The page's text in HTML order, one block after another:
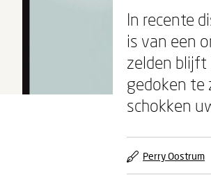
In recente
is van een
zelden blijft
gedoken te
schokken
Perry Oostrum